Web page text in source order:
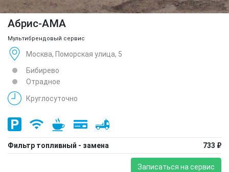
Абрис-АМА
Мультибрендовый сервис
Москва, Поморская улица, 5
Бибирево
Отрадное
Круглосуточно
Фильтр топливный - замена 733 ₽
Записаться на сервис